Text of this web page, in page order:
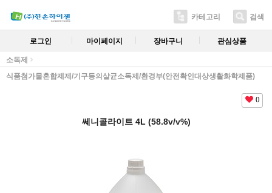
카테고리 검색
로그인 마이페이지 장바구니 관심상품
소독제
식품첨가물혼합제제/기구등의살균소독제/환경부(안전확인대상생활화학제품)
0
쎄니콜라이트 4L (58.8v/v%)